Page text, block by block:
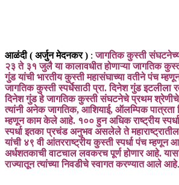
आळंदी ( अर्जुन मेदनकर ) :जागतिक कुस्ती
२३ ते ३१ जुलै या कालावधीत होणाऱ्या जागतिक
गुंड यांची भारतीय कुस्ती महासंघाच्या वतीने पंच
जागतिक कुस्ती स्पर्धेसाठी प्रा. दिनेश गुंड इटलीला
दिनेश गुंड हे जागतिक कुस्ती संघटनेचे प्रथम
त्यांनी अनेक जागतिक, आशियाई, ऑलम्पिक पात्रता
म्हणून काम केले आहे. १०० हुन अधिक राष्ट्रीय
स्पर्धा इतका प्रचंड अनुभव असलेले ते
यांची ४९ वी आंतरराष्ट्रीय कुस्ती स्पर्धा पंच म्हणून
अर्धशतकाची वाटचाल लवकरच पूर्ण होणार आहे.
राज्यातून त्यांच्या निवडीचे स्वागत करण्यात आले आहे.